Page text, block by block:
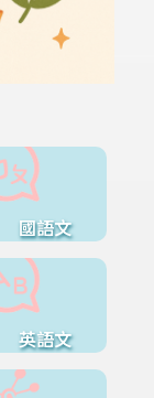
國語文
英語文